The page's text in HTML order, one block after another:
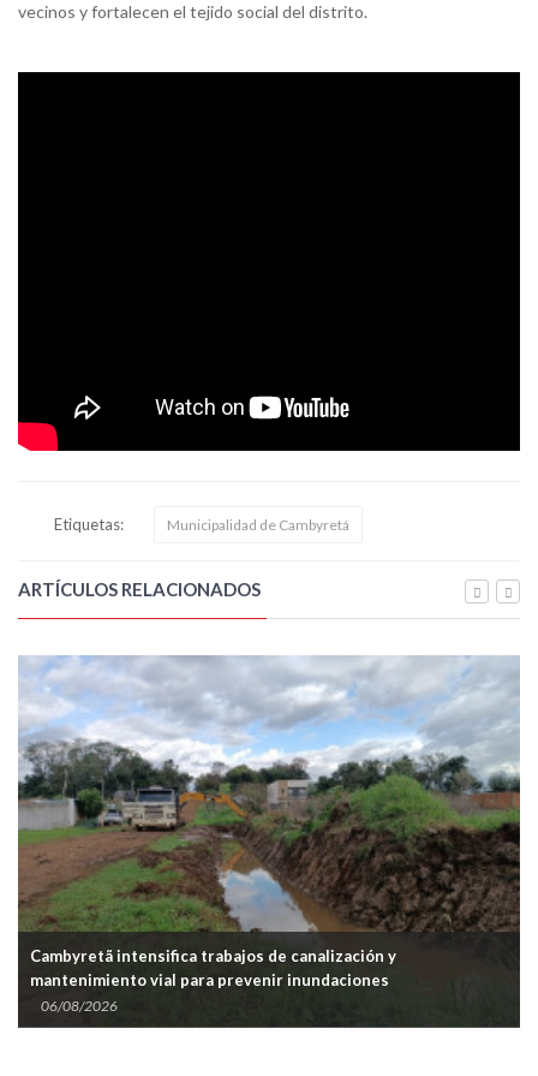
vecinos y fortalecen el tejido social del distrito.
Etiquetas: Municipalidad de Cambyretá
ARTÍCULOS RELACIONADOS
Cambyretã intensifica trabajos de canalización y
mantenimiento vial para prevenir inundaciones
06/08/2026